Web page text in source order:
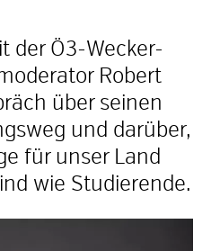
der Ö3-Wecker-
Robert
über seinen
und darüber,
für unser Land
wie Studierende.